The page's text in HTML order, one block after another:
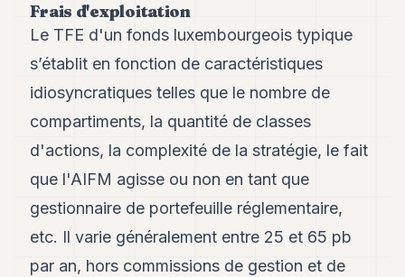
Frais d'exploitation
Le TFE d'un fonds luxembourgeois typique
s’établit en fonction de caractéristiques
idiosyncratiques telles que le nombre de
compartiments, la quantité de classes
d'actions, la complexité de la stratégie, le fait
que l'AIFM agisse ou non en tant que
gestionnaire de portefeuille réglementaire,
etc. Il varie généralement entre 25 et 65 pb
par an, hors commissions de gestion et de